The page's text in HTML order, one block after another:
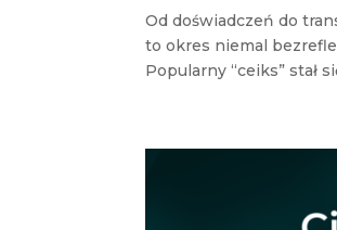
Od doświadczeń do
to okres niemal
Popularny “ceiks” stał